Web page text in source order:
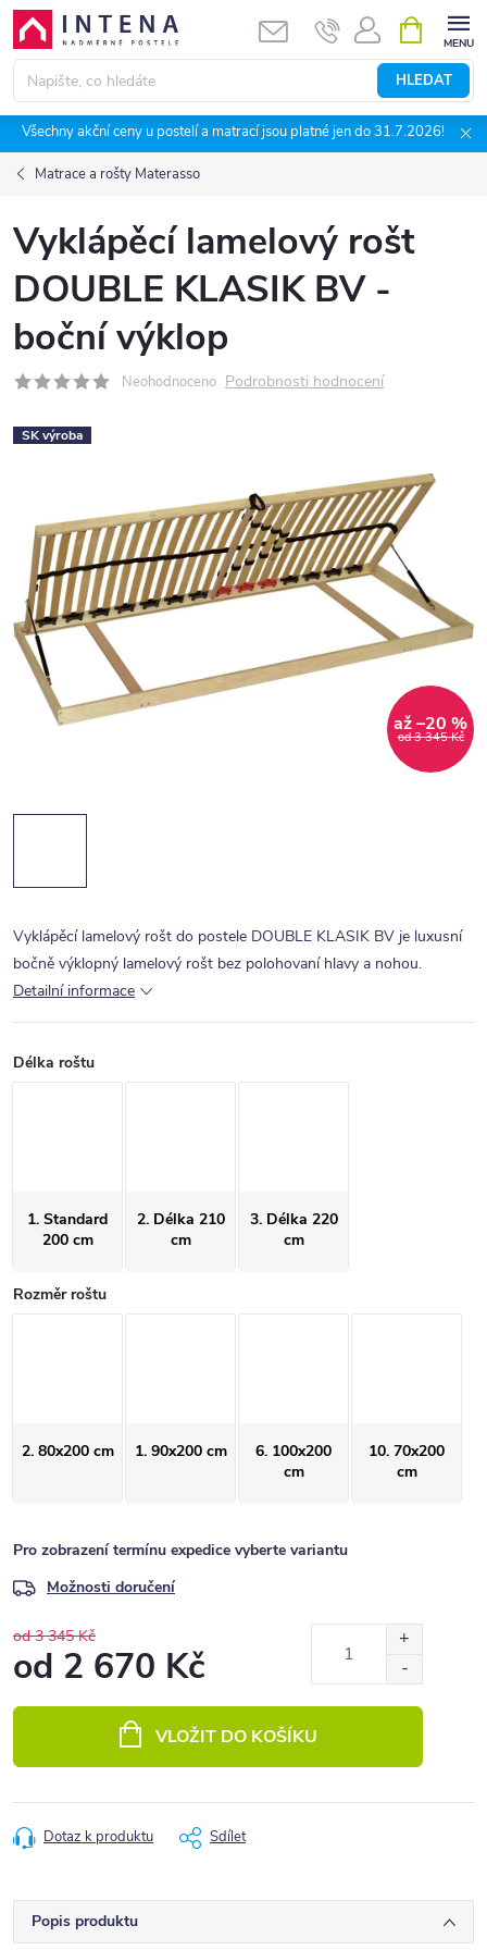
Přejít
obsah
HLEDAT
NÁKUPNÍ
KOŠÍK
Všechny akční ceny u postelí a matrací jsou platné jen do 31.7.2026!
Matrace a rošty Materasso
Vyklápěcí lamelový rošt
DOUBLE KLASIK BV -
boční výklop
Neohodnoceno Podrobnosti hodnocení
SK výroba
od 3 345 Kč
až –20 %
Vyklápěcí lamelový rošt do postele DOUBLE KLASIK BV je luxusní
bočně výklopný lamelový rošt bez polohovaní hlavy a nohou.
Detailní informace
Délka roštu
1. Standard
200 cm
2. Délka 210
cm
3. Délka 220
cm
Rozměr roštu
2. 80x200 cm 1. 90x200 cm
6. 100x200
cm
10. 70x200
cm
Pro zobrazení termínu expedice vyberte variantu
Možnosti doručení
od 3 345 Kč
od 2 670 Kč
VLOŽIT DO KOŠÍKU
Dotaz k produktu Sdílet
Popis produktu